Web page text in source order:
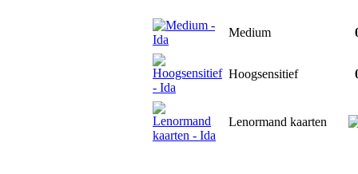
Medium
Hoogsensitief
Lenormand kaarten